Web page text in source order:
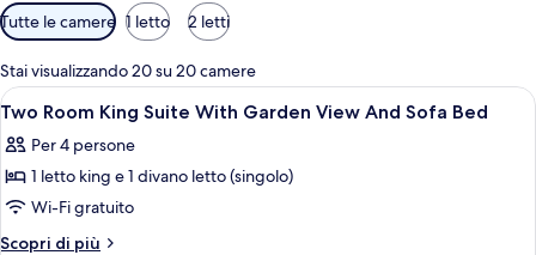
Filtri
disponibili
per
le
camere
Tutte le camere 1 letto 2 letti
Stai visualizzando 20 su 20 camere
Apri
tutte
le
foto
per
Two
Una camera d'albergo con divano,
4
Two Room King Suite With Garden View And Sofa Bed
Per 4 persone
1 letto king e 1 divano letto (singolo)
Wi-Fi gratuito
Scopri di più
Altri